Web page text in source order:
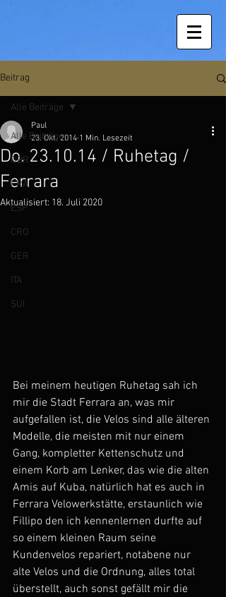
Beitrag
Alle Beiträge
GBR
FRA
ESP
CRO
GER
ITA
SUI
Alle Beiträge
Do. 23.10.14 / Ruhetag /
Ferrara
Paul
23. Okt. 2014 1 Min. Lesezeit
Aktualisiert: 18. Juli 2020
Bei meinem heutigen Ruhetag sah ich
mir die Stadt Ferrara an, was mir
aufgefallen ist, die Velos sind alle älteren
Modelle, die meisten mit nur einem
Gang, kompletter Kettenschutz und
einem Korb am Lenker, das wie die alten
Amis auf Kuba, natürlich hat es auch in
Ferrara Velowerkstätte, erstaunlich wie
Fillipo den ich kennenlernen durfte auf
so einem kleinen Raum seine
Kundenvelos repariert, notabene nur
alte Velos und die Ordnung, alles total
überstellt, auch sonst gefällt mir die